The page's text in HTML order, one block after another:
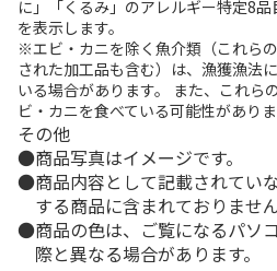
に」「くるみ」のアレルギー特定8
を表示します。
※エビ・カニを除く魚介類（これら
された加工品も含む）は、漁獲漁法
いる場合があります。 また、これら
ビ・カニを食べている可能性がありま
その他
商品写真はイメージです。
商品内容として記載されてい
する商品に含まれておりません
商品の色は、ご覧になるパソ
際と異なる場合があります。